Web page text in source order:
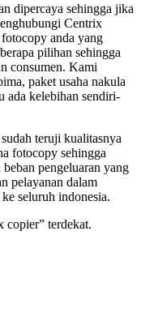
dipercaya sehingga jika
Centrix
anda yang
pilihan sehingga
consumen. Kami
paket usaha nakula
ada kelebihan sendiri-
teruji kualitasnya
fotocopy sehingga
pengeluaran yang
pelayanan dalam
seluruh indonesia.
copier” terdekat.